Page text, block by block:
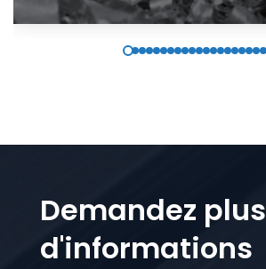
Demandez plus
d'informations